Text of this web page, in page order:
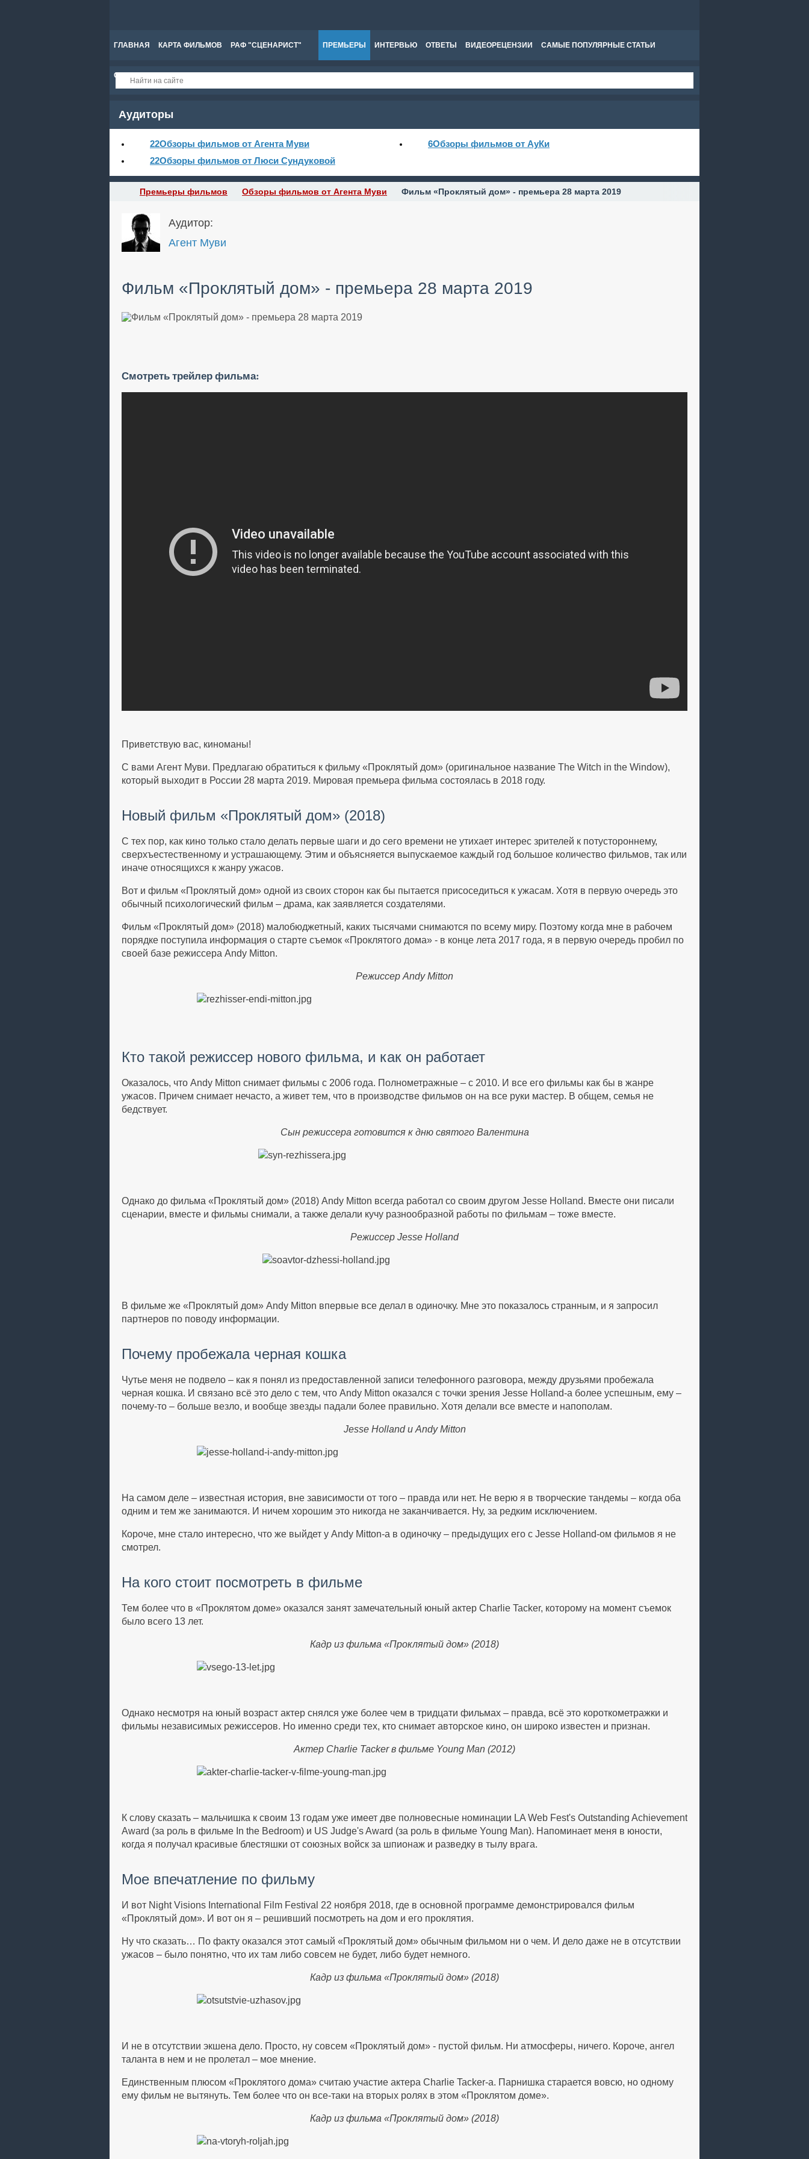
ГЛАВНАЯ КАРТА ФИЛЬМОВ РАФ "СЦЕНАРИСТ" ПРЕМЬЕРЫ ИНТЕРВЬЮ ОТВЕТЫ ВИДЕОРЕЦЕНЗИИ САМЫЕ ПОПУЛЯРНЫЕ СТАТЬИ
СПРАВКА
Аудиторы
22Обзоры фильмов от Агента Муви
22Обзоры фильмов от Люси Сундуковой
6Обзоры фильмов от АуКи
Премьеры фильмов Обзоры фильмов от Агента Муви Фильм «Проклятый дом» - премьера 28 марта 2019
Аудитор:
Агент Муви
Фильм «Проклятый дом» - премьера 28 марта 2019
Смотреть трейлер фильма:
Приветствую вас, киноманы!
С вами Агент Муви. Предлагаю обратиться к фильму «Проклятый дом» (оригинальное название The Witch in the Window),
который выходит в России 28 марта 2019. Мировая премьера фильма состоялась в 2018 году.
Новый фильм «Проклятый дом» (2018)
С тех пор, как кино только стало делать первые шаги и до сего времени не утихает интерес зрителей к потустороннему,
сверхъестественному и устрашающему. Этим и объясняется выпускаемое каждый год большое количество фильмов, так или
иначе относящихся к жанру ужасов.
Вот и фильм «Проклятый дом» одной из своих сторон как бы пытается присоседиться к ужасам. Хотя в первую очередь это
обычный психологический фильм – драма, как заявляется создателями.
Фильм «Проклятый дом» (2018) малобюджетный, каких тысячами снимаются по всему миру. Поэтому когда мне в рабочем
порядке поступила информация о старте съемок «Проклятого дома» - в конце лета 2017 года, я в первую очередь пробил по
своей базе режиссера Andy Mitton.
Режиссер Andy Mitton
Кто такой режиссер нового фильма, и как он работает
Оказалось, что Andy Mitton снимает фильмы с 2006 года. Полнометражные – с 2010. И все его фильмы как бы в жанре
ужасов. Причем снимает нечасто, а живет тем, что в производстве фильмов он на все руки мастер. В общем, семья не
бедствует.
Сын режиссера готовится к дню святого Валентина
Однако до фильма «Проклятый дом» (2018) Andy Mitton всегда работал со своим другом Jesse Holland. Вместе они писали
сценарии, вместе и фильмы снимали, а также делали кучу разнообразной работы по фильмам – тоже вместе.
Режиссер Jesse Holland
В фильме же «Проклятый дом» Andy Mitton впервые все делал в одиночку. Мне это показалось странным, и я запросил
партнеров по поводу информации.
Почему пробежала черная кошка
Чутье меня не подвело – как я понял из предоставленной записи телефонного разговора, между друзьями пробежала
черная кошка. И связано всё это дело с тем, что Andy Mitton оказался с точки зрения Jesse Holland-а более успешным, ему –
почему-то – больше везло, и вообще звезды падали более правильно. Хотя делали все вместе и напополам.
Jesse Holland и Andy Mitton
На самом деле – известная история, вне зависимости от того – правда или нет. Не верю я в творческие тандемы – когда оба
одним и тем же занимаются. И ничем хорошим это никогда не заканчивается. Ну, за редким исключением.
Короче, мне стало интересно, что же выйдет у Andy Mitton-а в одиночку – предыдущих его с Jesse Holland-ом фильмов я не
смотрел.
На кого стоит посмотреть в фильме
Тем более что в «Проклятом доме» оказался занят замечательный юный актер Charlie Tacker, которому на момент съемок
было всего 13 лет.
Кадр из фильма «Проклятый дом» (2018)
Однако несмотря на юный возраст актер снялся уже более чем в тридцати фильмах – правда, всё это короткометражки и
фильмы независимых режиссеров. Но именно среди тех, кто снимает авторское кино, он широко известен и признан.
Актер Charlie Tacker в фильме Young Man (2012)
К слову сказать – мальчишка к своим 13 годам уже имеет две полновесные номинации LA Web Fest's Outstanding Achievement
Award (за роль в фильме In the Bedroom) и US Judge's Award (за роль в фильме Young Man). Напоминает меня в юности,
когда я получал красивые блестяшки от союзных войск за шпионаж и разведку в тылу врага.
Мое впечатление по фильму
И вот Night Visions International Film Festival 22 ноября 2018, где в основной программе демонстрировался фильм
«Проклятый дом». И вот он я – решивший посмотреть на дом и его проклятия.
Ну что сказать… По факту оказался этот самый «Проклятый дом» обычным фильмом ни о чем. И дело даже не в отсутствии
ужасов – было понятно, что их там либо совсем не будет, либо будет немного.
Кадр из фильма «Проклятый дом» (2018)
И не в отсутствии экшена дело. Просто, ну совсем «Проклятый дом» - пустой фильм. Ни атмосферы, ничего. Короче, ангел
таланта в нем и не пролетал – мое мнение.
Единственным плюсом «Проклятого дома» считаю участие актера Charlie Tacker-а. Парнишка старается вовсю, но одному
ему фильм не вытянуть. Тем более что он все-таки на вторых ролях в этом «Проклятом доме».
Кадр из фильма «Проклятый дом» (2018)